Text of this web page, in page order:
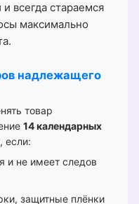
всегда стараемся
максимально
надлежащего
товар
14 календарных
если:
и не имеет следов
защитные плёнки